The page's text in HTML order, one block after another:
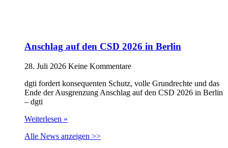
Anschlag auf den CSD 2026 in Berlin
28. Juli 2026 Keine Kommentare
dgti fordert konsequenten Schutz, volle Grundrechte und das
Ende der Ausgrenzung Anschlag auf den CSD 2026 in Berlin
– dgti
Weiterlesen »
Alle News anzeigen >>